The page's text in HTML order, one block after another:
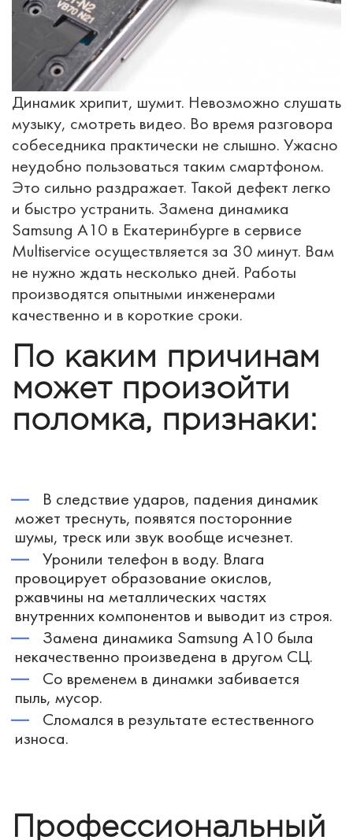
Динамик хрипит, шумит. Невозможно слушать
музыку, смотреть видео. Во время разговора
собеседника практически не слышно. Ужасно
неудобно пользоваться таким смартфоном.
Это сильно раздражает. Такой дефект легко
и быстро устранить. Замена динамика
Samsung A10 в Екатеринбурге в сервисе
Multiservice осуществляется за 30 минут. Вам
не нужно ждать несколько дней. Работы
производятся опытными инженерами
качественно и в короткие сроки.
По каким причинам
может произойти
поломка, признаки:
В следствие ударов, падения динамик
может треснуть, появятся посторонние
шумы, треск или звук вообще исчезнет.
Уронили телефон в воду. Влага
провоцирует образование окислов,
ржавчины на металлических частях
внутренних компонентов и выводит из строя.
Замена динамика Samsung A10 была
некачественно произведена в другом СЦ.
Со временем в динамки забивается
пыль, мусор.
Сломался в результате естественного
износа.
Профессиональный